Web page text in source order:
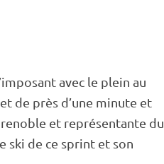
avec le plein au
de près d’une minute et
et représentante du
ski de ce sprint et son